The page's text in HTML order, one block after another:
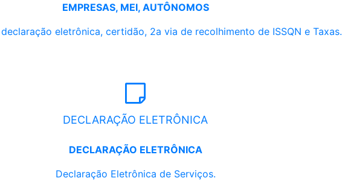
EMPRESAS, MEI, AUTÔNOMOS
eletrônica, certidão, 2a via de recolhimento de ISSQN e Taxas.
DECLARAÇÃO ELETRÔNICA
DECLARAÇÃO ELETRÔNICA
Declaração Eletrônica de Serviços.